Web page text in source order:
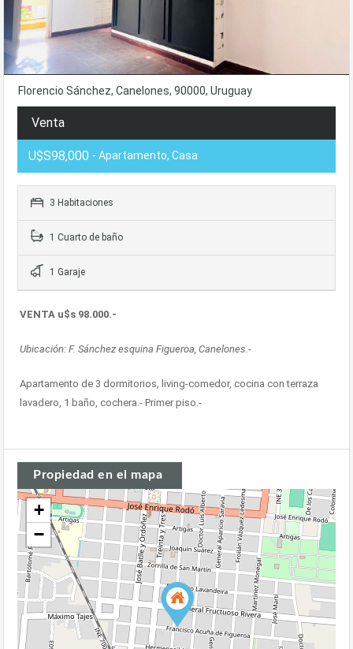
Florencio Sánchez, Canelones, 90000, Uruguay
Venta
U$S98,000 - Apartamento, Casa
3 Habitaciones
1 Cuarto de baño
1 Garaje
VENTA u$s 98.000.-
Ubicación: F. Sánchez esquina Figueroa, Canelones.-
Apartamento de 3 dormitorios, living-comedor, cocina con terraza
lavadero, 1 baño, cochera.- Primer piso.-
Propiedad en el mapa
+
−